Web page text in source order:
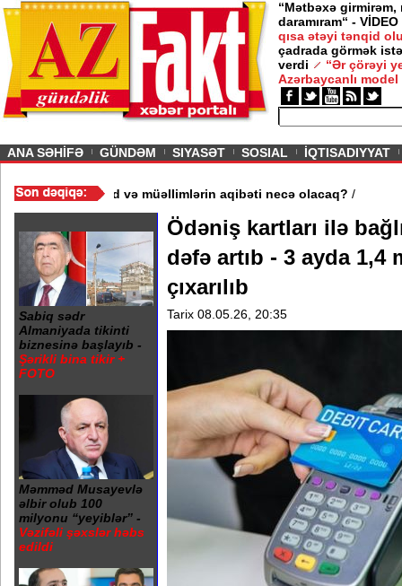
“Mətbəxə girmirəm,
daramıram“ - VİDEO
qısa ətəyi tənqid
çadrada görmək
verdi
“Ər çörəyi
Azərbaycanlı model
ANA SƏHİFƏ GÜNDƏM SIYASƏT SOSIAL İQTISADIYYAT
məktəb bağlandı - Şagird və müəllimlərin aqibəti necə olacaq?
Sabiq sədr
Almaniyada tikinti
biznesinə başlayıb -
Şərikli bina tikir +
FOTO
Məmməd Musayevlə
əlbir olub 100
milyonu “yeyiblər” -
Vəzifəli şəxslər həbs
edildi
Ödəniş kartları ilə
dəfə artıb - 3 ayda 1,4
çıxarılıb
Tarix 08.05.26, 20:35